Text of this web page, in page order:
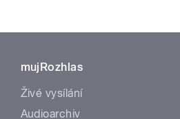
mujRozhlas
Živé vysílání
Audioarchiv